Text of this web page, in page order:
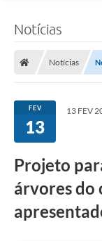
Notícias
Notícias
FEV
13
13 FEV
Projeto
árvores do